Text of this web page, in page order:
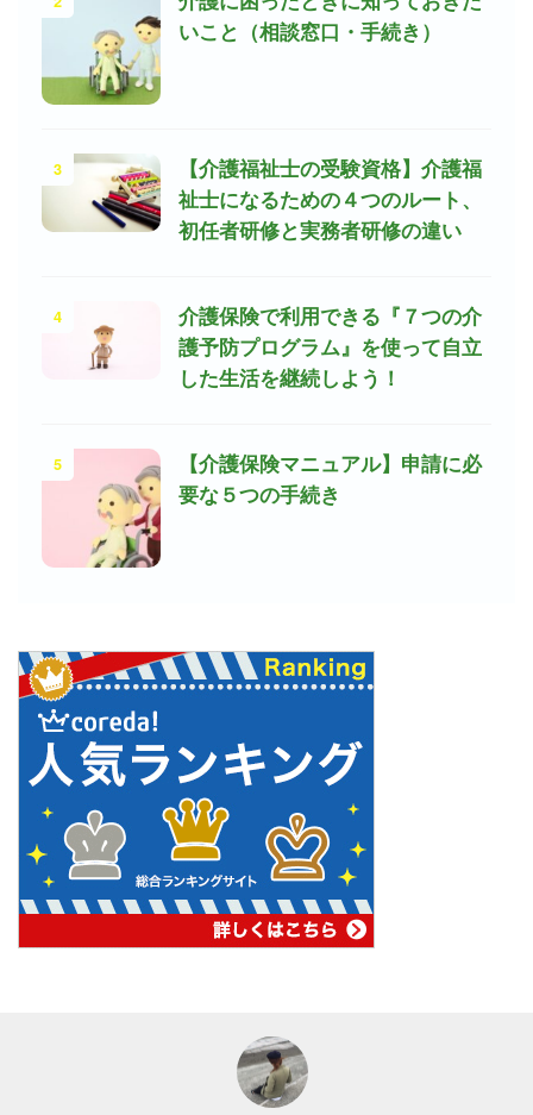
いこと（相談窓口・手続き）
3
【介護福祉士の受験資格】介護福
祉士になるための４つのルート、
初任者研修と実務者研修の違い
4
介護保険で利用できる『７つの介
護予防プログラム』を使って自立
した生活を継続しよう！
5
【介護保険マニュアル】申請に必
要な５つの手続き